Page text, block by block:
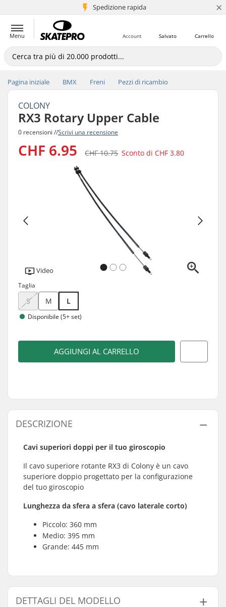
Spedizione rapida
+5 mln di clienti ×
Menu Carrello
Salvato
Account
Pagina iniziale BMX Freni Pezzi di ricambio
COLONY
RX3 Rotary Upper Cable
0 recensioni //Scrivi una recensione
CHF 6.95 CHF 10.75 Sconto di CHF 3.80
Video
Taglia
S M L
Disponibile (5+ set)
AGGIUNGI AL CARRELLO
DESCRIZIONE
Cavi superiori doppi per il tuo giroscopio
Il cavo superiore rotante RX3 di Colony è un cavo
superiore doppio progettato per la configurazione
del tuo giroscopio
Lunghezza da sfera a sfera (cavo laterale corto)
Piccolo: 360 mm
Medio: 395 mm
Grande: 445 mm
DETTAGLI DEL MODELLO